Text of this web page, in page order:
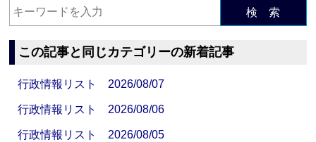
検 索
この記事と同じカテゴリーの新着記事
行政情報リスト 2026/08/07
行政情報リスト 2026/08/06
行政情報リスト 2026/08/05